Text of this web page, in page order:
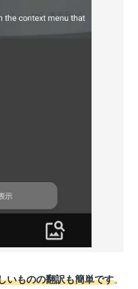
いものの翻訳も簡単です。